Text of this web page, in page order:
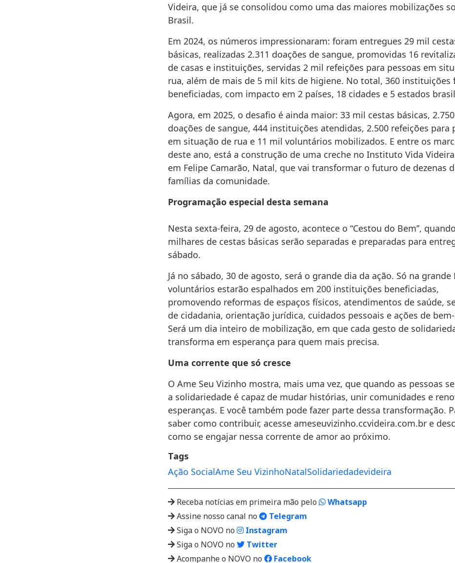
Videira, que já se consolidou como uma das maiores mobilizações
Brasil.
Em 2024, os números impressionaram: foram entregues 29 mil
básicas, realizadas 2.311 doações de sangue, promovidas 16
de casas e instituições, servidas 2 mil refeições para pessoas em
rua, além de mais de 5 mil kits de higiene. No total, 360 instituições
beneficiadas, com impacto em 2 países, 18 cidades e 5 estados
Agora, em 2025, o desafio é ainda maior: 33 mil cestas básicas, 2.750
doações de sangue, 444 instituições atendidas, 2.500 refeições para
em situação de rua e 11 mil voluntários mobilizados. E entre os
deste ano, está a construção de uma creche no Instituto Vida Videira
em Felipe Camarão, Natal, que vai transformar o futuro de dezenas
famílias da comunidade.
Programação especial desta semana
Nesta sexta-feira, 29 de agosto, acontece o “Cestou do Bem”, quando
milhares de cestas básicas serão separadas e preparadas para
sábado.
Já no sábado, 30 de agosto, será o grande dia da ação. Só na grande
voluntários estarão espalhados em 200 instituições beneficiadas,
promovendo reformas de espaços físicos, atendimentos de saúde,
de cidadania, orientação jurídica, cuidados pessoais e ações de
Será um dia inteiro de mobilização, em que cada gesto de
transforma em esperança para quem mais precisa.
Uma corrente que só cresce
O Ame Seu Vizinho mostra, mais uma vez, que quando as pessoas
a solidariedade é capaz de mudar histórias, unir comunidades e
esperanças. E você também pode fazer parte dessa transformação.
saber como contribuir, acesse ameseuvizinho.ccvideira.com.br e
como se engajar nessa corrente de amor ao próximo.
Tags
Ação SocialAme Seu VizinhoNatalSolidariedadevideira
Receba notícias em primeira mão pelo
Whatsapp
Assine nosso canal no
Telegram
Siga o NOVO no
Instagram
Siga o NOVO no
Twitter
Acompanhe o NOVO no
Facebook